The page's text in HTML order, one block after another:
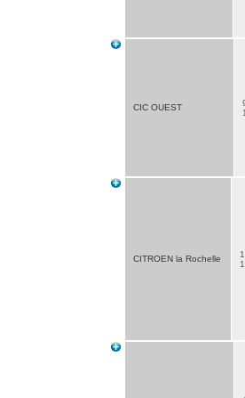
CIC OUEST
CITROEN la Rochelle